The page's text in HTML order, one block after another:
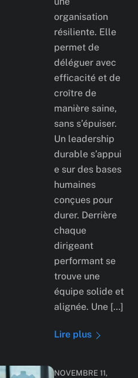
organisation
résiliente. Elle
permet de
déléguer avec
efficacité et de
croître de
manière saine,
sans s’épuiser.
Un leadership
durable s’appui
e sur des bases
humaines
conçues pour
durer. Derrière
chaque
dirigeant
performant se
trouve une
équipe solide et
alignée. Une […]
Lire plus
NOVEMBRE 11,